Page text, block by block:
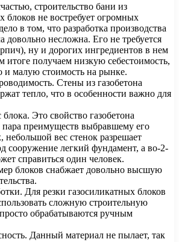
строительство бани из
блоков не востребует огромных
в том, что разработка производства
довольно несложна. Его не требуется
ну и дорогих ингредиентов в нем
итоге получаем низкую себестоимость,
и малую стоимость на рынке.
Стены из газобетона
тепло, что в особенности важно для
Это свойство газобетона
пара преимуществ выбравшему его
небольшой вес стенок разрешает
сооружение легкий фундамент, а во-2-
справиться один человек.
блоков снабжает довольно высшую
Для резки газосиликатных блоков
сложную строительную
обрабатываются ручным
Данный материал не пылает, так